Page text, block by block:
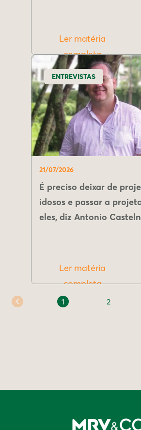
Ler matéria
completa
ENTREVISTAS
21/07/2026
É preciso deixar de
idosos e passar a
eles, diz Antonio
Ler matéria
completa
1 2